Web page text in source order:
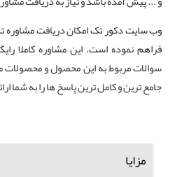
وب سایت دکور تک امکان دریافت مشاوره
فراهم نموده است. این مشاوره کاملا
سوالات مربوط به این محصول و محصولات
جامع ترین و کامل ترین پاسخ ها را به شما
مزایا